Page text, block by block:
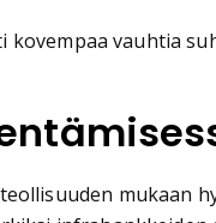
vauhtia
mukaan